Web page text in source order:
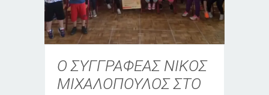
Ο ΣΥΓΓΡΑΦΕΑΣ ΝΙΚΟΣ
ΜΙΧΑΛΟΠΟΥΛΟΣ ΣΤΟ